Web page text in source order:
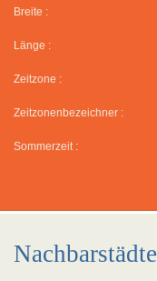
Breite :
Länge :
Zeitzone :
Zeitzonenbezeichner :
Sommerzeit :
Nachbarstädte